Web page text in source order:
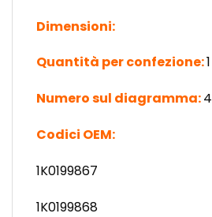
Dimensioni:
Quantità per confezione:1
Numero sul diagramma:4
Codici OEM:
1K0199867
1K0199868